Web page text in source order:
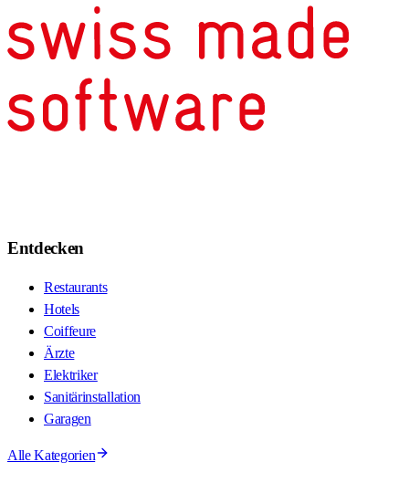
Entdecken
Restaurants
Hotels
Coiffeure
Ärzte
Elektriker
Sanitärinstallation
Garagen
Alle Kategorien